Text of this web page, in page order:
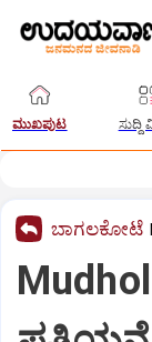
ಮುಖಪುಟ ಸುದ್ದಿ
ಬಾಗಲಕೋಟೆ